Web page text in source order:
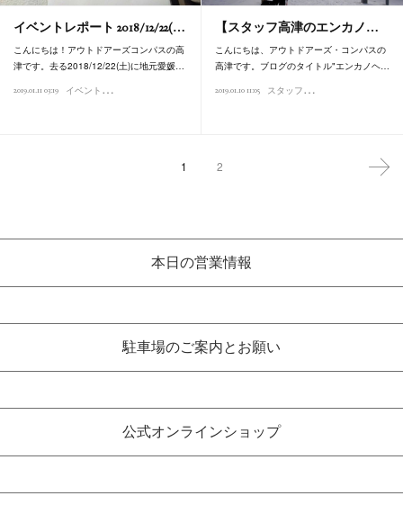
イベントレポート 2018/12/22(…
こんにちは！アウトドアーズコンパスの高
津です。去る2018/12/22(土)に地元愛媛…
2019.01.11 03:19 イ
ベントレポート
【スタッフ高津のエンカノ…
こんにちは、アウトドアーズ・コンパスの
高津です。ブログのタイトル"エンカノヘ…
2019.01.10 11:05 ス
タッフ日記
1 2
本日の営業情報
駐車場のご案内とお願い
公式オンラインショップ